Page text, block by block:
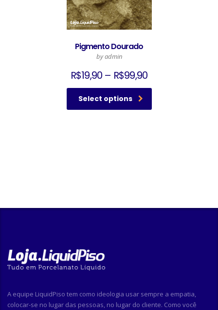
Pigmento Dourado
by admin
R$19,90 – R$99,90
Select options
A equipe LiquidPiso tem como ideologia usar sempre a empatia,
colocar-se no lugar das pessoas, no lugar do cliente. Como você